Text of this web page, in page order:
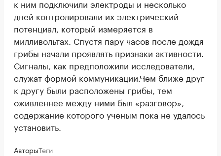
к ним подключили электроды и несколько
дней контролировали их электрический
потенциал, который измеряется в
милливольтах. Спустя пару часов после дождя
грибы начали проявлять признаки активности.
Сигналы, как предположили исследователи,
служат формой коммуникации.Чем ближе друг
к другу были расположены грибы, тем
оживленнее между ними был «разговор»,
содержание которого ученым пока не удалось
установить.
АвторыТеги